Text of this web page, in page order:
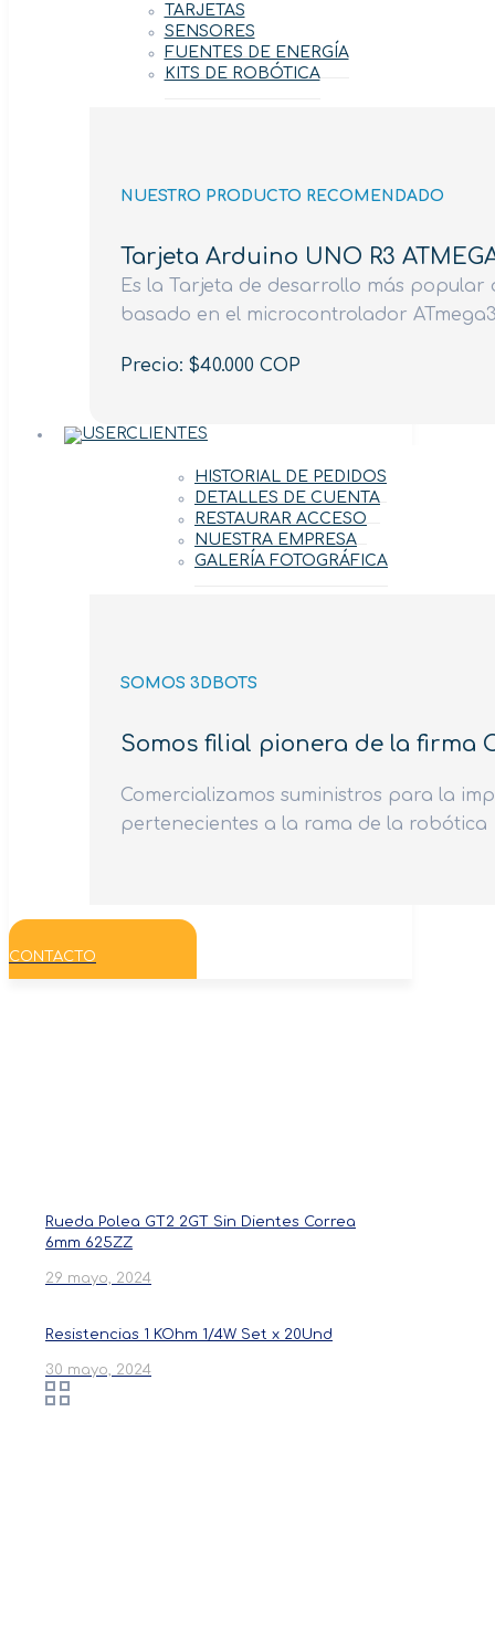
TARJETAS
SENSORES
FUENTES DE ENERGÍA
KITS DE ROBÓTICA
NUESTRO PRODUCTO RECOMENDADO
Tarjeta Arduino UNO R3
Es la Tarjeta de desarrollo más popular
basado en el microcontrolador
Precio: $40.000 COP
CLIENTES
HISTORIAL DE PEDIDOS
DETALLES DE CUENTA
RESTAURAR ACCESO
NUESTRA EMPRESA
GALERÍA FOTOGRÁFICA
SOMOS 3DBOTS
Somos filial pionera de la firma
Comercializamos suministros para la
pertenecientes a la rama de la robótica
CONTACTO
Rueda Polea GT2 2GT Sin Dientes Correa
6mm 625ZZ
29 mayo, 2024
Resistencias 1 KOhm 1/4W Set x 20Und
30 mayo, 2024